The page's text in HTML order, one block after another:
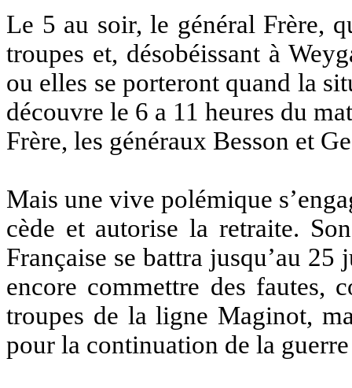
Le 5 au soir, le général Frère,
troupes et, désobéissant à
ou elles se porteront quand la
découvre le 6 a 11 heures du
Frère, les généraux Besson et
Mais une vive polémique
cède et autorise la retraite.
Française se battra jusqu’au
encore commettre des fautes,
troupes de la ligne Maginot,
pour la continuation de la